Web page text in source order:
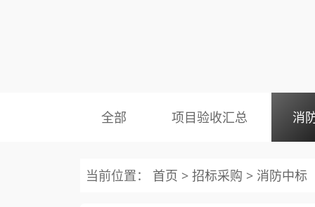
全部 项目验收汇总 消
当前位置： 首页 > 招标采购 > 消防中标